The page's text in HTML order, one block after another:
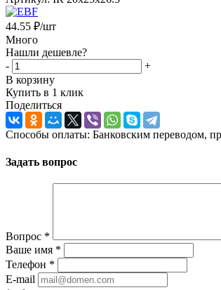
44.55 ₽/шт
Много
Нашли дешевле?
-
+
В корзину
Купить в 1 клик
Поделиться
Способы оплаты: Банковским переводом,
Задать вопрос
Вопрос *
Ваше имя *
Телефон *
E-mail